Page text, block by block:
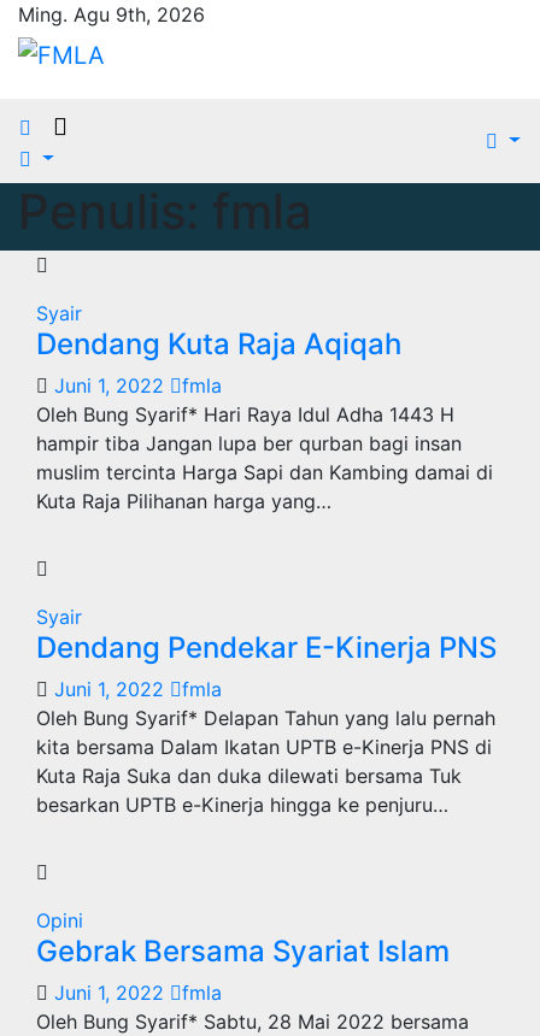
Skip
content
Ming. Agu 9th, 2026
Penulis: fmla
Syair
Dendang Kuta Raja Aqiqah
Juni 1, 2022
fmla
Oleh Bung Syarif* Hari Raya Idul Adha 1443 H
hampir tiba Jangan lupa ber qurban bagi insan
muslim tercinta Harga Sapi dan Kambing damai di
Kuta Raja Pilihanan harga yang…
Syair
Dendang Pendekar E-Kinerja PNS
Juni 1, 2022
fmla
Oleh Bung Syarif* Delapan Tahun yang lalu pernah
kita bersama Dalam Ikatan UPTB e-Kinerja PNS di
Kuta Raja Suka dan duka dilewati bersama Tuk
besarkan UPTB e-Kinerja hingga ke penjuru…
Opini
Gebrak Bersama Syariat Islam
Juni 1, 2022
fmla
Oleh Bung Syarif* Sabtu, 28 Mai 2022 bersama